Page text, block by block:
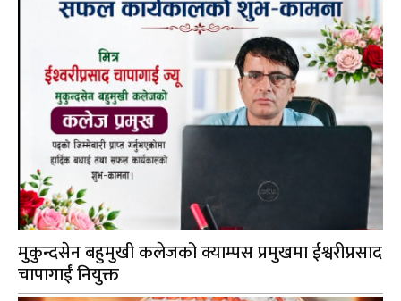
मुकुन्दसेन बहुमुखी कलेजको क्याम्पस प्रमुखमा ईश्वरीप्रसाद
चापागाईं नियुक्त